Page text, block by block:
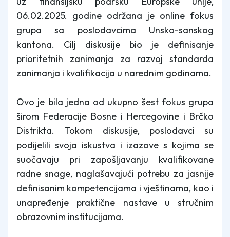
06.02.2025. godine održana je online fokus
grupa sa poslodavcima Unsko-sanskog
kantona. Cilj diskusije bio je definisanje
prioritetnih zanimanja za razvoj standarda
zanimanja i kvalifikacija u narednim godinama.
Ovo je bila jedna od ukupno šest fokus grupa
širom Federacije Bosne i Hercegovine i Brčko
Distrikta. Tokom diskusije, poslodavci su
podijelili svoja iskustva i izazove s kojima se
suočavaju pri zapošljavanju kvalifikovane
radne snage, naglašavajući potrebu za jasnije
definisanim kompetencijama i vještinama, kao i
unapređenje praktične nastave u stručnim
obrazovnim institucijama.